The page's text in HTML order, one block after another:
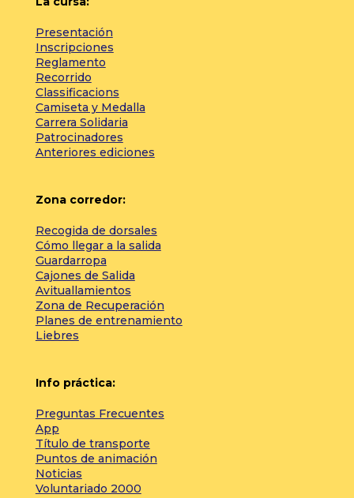
Presentación
Inscripciones
Reglamento
Recorrido
Classificacions
Camiseta y Medalla
Carrera Solidaria
Patrocinadores
Anteriores ediciones
Zona corredor:
Recogida de dorsales
Cómo llegar a la salida
Guardarropa
Cajones de Salida
Avituallamientos
Zona de Recuperación
Planes de entrenamiento
Liebres
Info práctica:
Preguntas Frecuentes
App
Título de transporte
Puntos de animación
Noticias
Voluntariado 2000